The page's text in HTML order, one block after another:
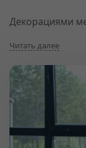
Декорациями
Читать далее